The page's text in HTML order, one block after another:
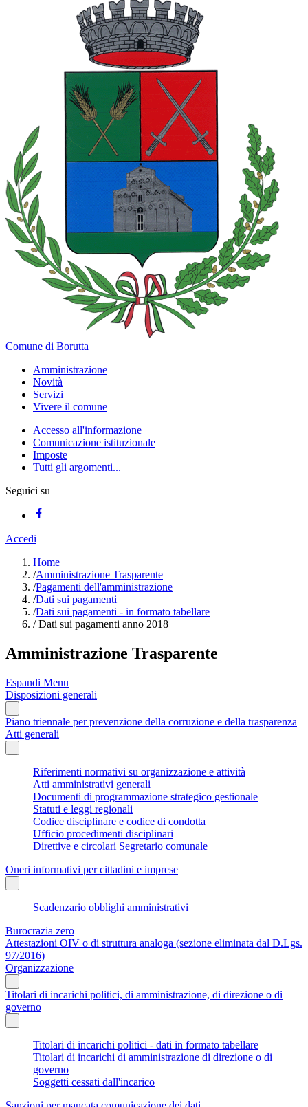
Comune di Borutta
Amministrazione
Novità
Servizi
Vivere il comune
Accesso all'informazione
Comunicazione istituzionale
Imposte
Tutti gli argomenti...
Seguici su
Accedi
Home
/Amministrazione Trasparente
/Pagamenti dell'amministrazione
/Dati sui pagamenti
/Dati sui pagamenti - in formato tabellare
/Dati sui pagamenti anno 2018
Amministrazione Trasparente
Espandi Menu
Disposizioni generali
Piano triennale per prevenzione della corruzione e della trasparenza
Atti generali
Riferimenti normativi su organizzazione e attività
Atti amministrativi generali
Documenti di programmazione strategico gestionale
Statuti e leggi regionali
Codice disciplinare e codice di condotta
Ufficio procedimenti disciplinari
Direttive e circolari Segretario comunale
Oneri informativi per cittadini e imprese
Scadenzario obblighi amministrativi
Burocrazia zero
Attestazioni OIV o di struttura analoga (sezione eliminata dal D.Lgs.
97/2016)
Organizzazione
Titolari di incarichi politici, di amministrazione, di direzione o di
governo
Titolari di incarichi politici - dati in formato tabellare
Titolari di incarichi di amministrazione di direzione o di
governo
Soggetti cessati dall'incarico